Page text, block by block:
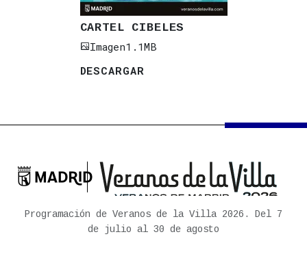
CARTEL CIBELES
Imagen1.1MB
DESCARGAR

Ayuntamiento de Madrid
Programación de Veranos de la Villa 2026. Del 7
de julio al 30 de agosto